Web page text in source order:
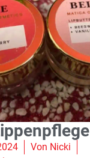
Von Nicki